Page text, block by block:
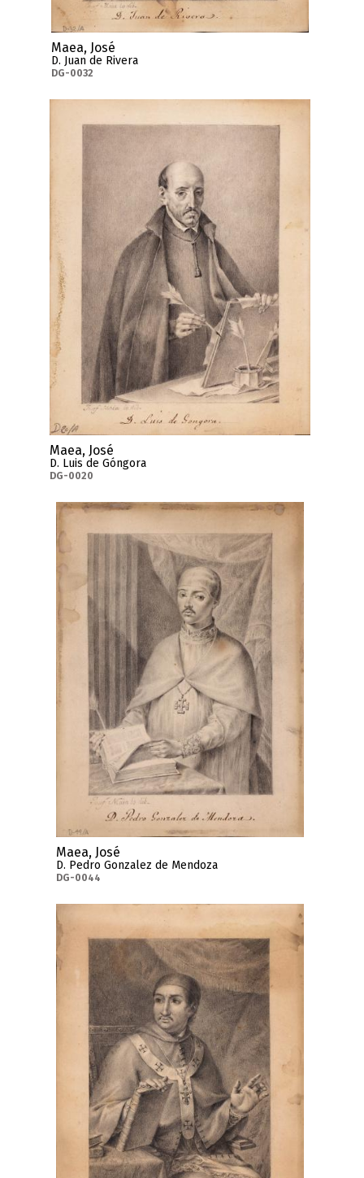
Maea, José
D. Juan de Rivera
DG-0032
Maea, José
D. Luis de Góngora
DG-0020
Maea, José
D. Pedro Gonzalez de Mendoza
DG-0044